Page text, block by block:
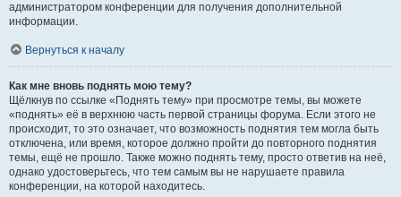
администратором конференции для получения дополнительной
информации.
Вернуться к началу
Как мне вновь поднять мою тему?
Щёлкнув по ссылке «Поднять тему» при просмотре темы, вы можете
«поднять» её в верхнюю часть первой страницы форума. Если этого не
происходит, то это означает, что возможность поднятия тем могла быть
отключена, или время, которое должно пройти до повторного поднятия
темы, ещё не прошло. Также можно поднять тему, просто ответив на неё,
однако удостоверьтесь, что тем самым вы не нарушаете правила
конференции, на которой находитесь.